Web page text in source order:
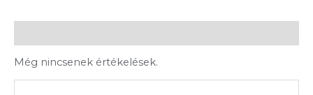
Még nincsenek értékelések.